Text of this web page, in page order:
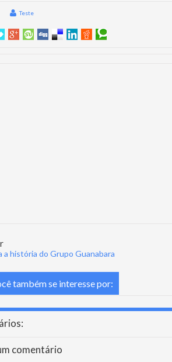
Teste
a história do Grupo Guanabara
também se interesse por:
comentário